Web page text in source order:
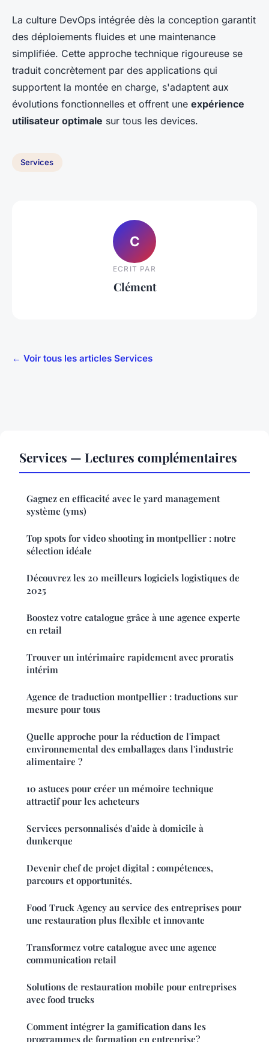
La culture DevOps intégrée dès la conception garantit
des déploiements fluides et une maintenance
simplifiée. Cette approche technique rigoureuse se
traduit concrètement par des applications qui
supportent la montée en charge, s'adaptent aux
évolutions fonctionnelles et offrent une expérience
utilisateur optimale sur tous les devices.
Services
C
ECRIT PAR
Clément
← Voir tous les articles Services
Services — Lectures complémentaires
Gagnez en efficacité avec le yard management
système (yms)
Top spots for video shooting in montpellier : notre
sélection idéale
Découvrez les 20 meilleurs logiciels logistiques de
2025
Boostez votre catalogue grâce à une agence experte
en retail
Trouver un intérimaire rapidement avec proratis
intérim
Agence de traduction montpellier : traductions sur
mesure pour tous
Quelle approche pour la réduction de l'impact
environnemental des emballages dans l'industrie
alimentaire ?
10 astuces pour créer un mémoire technique
attractif pour les acheteurs
Services personnalisés d'aide à domicile à
dunkerque
Devenir chef de projet digital : compétences,
parcours et opportunités.
Food Truck Agency au service des entreprises pour
une restauration plus flexible et innovante
Transformez votre catalogue avec une agence
communication retail
Solutions de restauration mobile pour entreprises
avec food trucks
Comment intégrer la gamification dans les
programmes de formation en entreprise?